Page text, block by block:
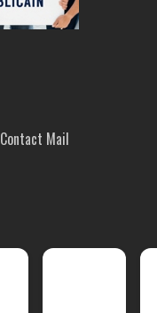
Contact Mail